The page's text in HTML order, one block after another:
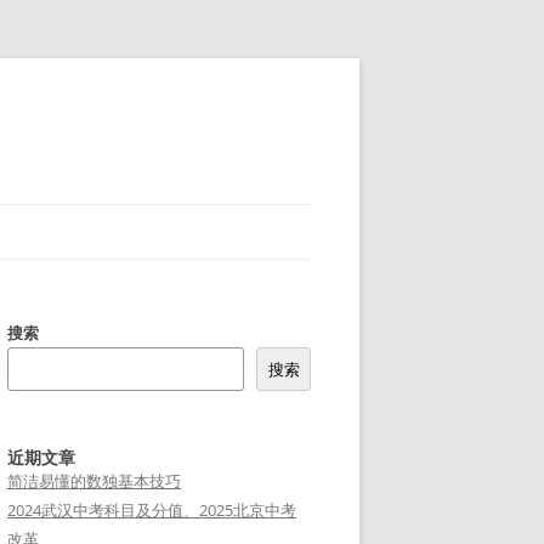
搜索
搜索
近期文章
简洁易懂的数独基本技巧
2024武汉中考科目及分值、2025北京中考
改革